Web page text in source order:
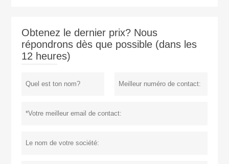
Obtenez le dernier prix? Nous
répondrons dès que possible (dans les
12 heures)